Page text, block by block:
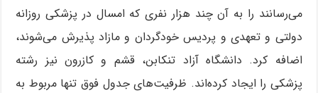
می‌رسانند را به آن چند هزار نفری که امسال در پزشکی روزانه
دولتی و تعهدی و پردیس خودگردان و مازاد پذیرش می‌شوند،
اضافه کرد. دانشگاه آزاد تنکابن، قشم و کازرون نیز رشته
پزشکی را ایجاد کرده‌اند. ظرفیت‌های جدول فوق تنها مربوط به